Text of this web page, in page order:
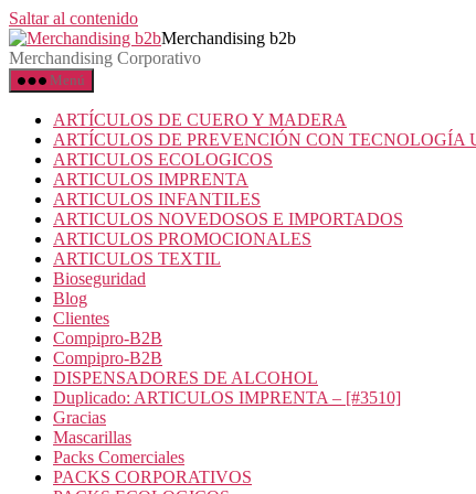
Saltar al contenido
Merchandising b2b
Merchandising Corporativo
Menú
ARTÍCULOS DE CUERO Y MADERA
ARTÍCULOS DE PREVENCIÓN CON TECNOLOGÍA
ARTICULOS ECOLOGICOS
ARTICULOS IMPRENTA
ARTICULOS INFANTILES
ARTICULOS NOVEDOSOS E IMPORTADOS
ARTICULOS PROMOCIONALES
ARTICULOS TEXTIL
Bioseguridad
Blog
Clientes
Compipro-B2B
Compipro-B2B
DISPENSADORES DE ALCOHOL
Duplicado: ARTICULOS IMPRENTA – [#3510]
Gracias
Mascarillas
Packs Comerciales
PACKS CORPORATIVOS